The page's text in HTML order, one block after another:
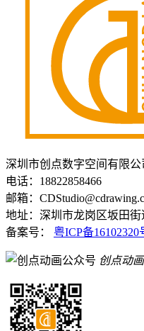
深圳市创点数字空间有限公
电话：18822858466
邮箱：
地址：深圳市龙岗区坂田街
备案号： 粤ICP备16102320
创点动